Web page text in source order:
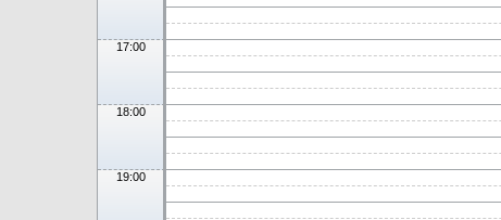
17:00
18:00
19:00